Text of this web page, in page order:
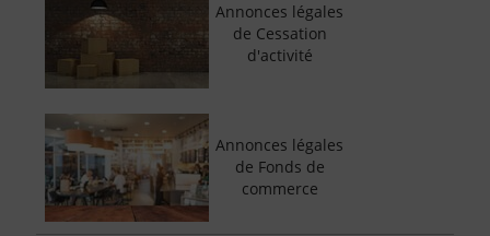
Annonces légales
de Cessation
d'activité
Annonces légales
de Fonds de
commerce